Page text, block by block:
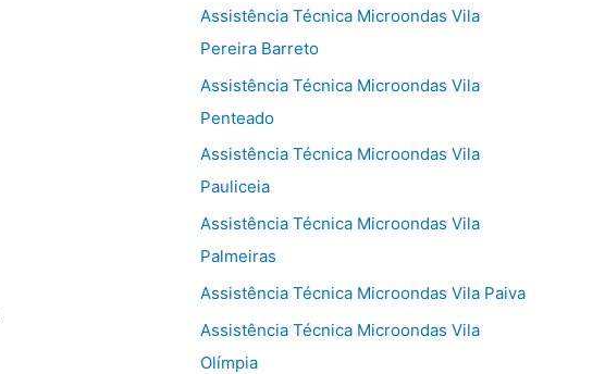
Assistência Técnica Microondas Vila
Pereira Barreto
Assistência Técnica Microondas Vila
Penteado
Assistência Técnica Microondas Vila
Pauliceia
Assistência Técnica Microondas Vila
Palmeiras
Assistência Técnica Microondas Vila Paiva
Assistência Técnica Microondas Vila
Olímpia